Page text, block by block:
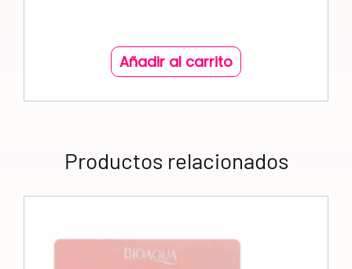
Añadir al carrito
Productos relacionados